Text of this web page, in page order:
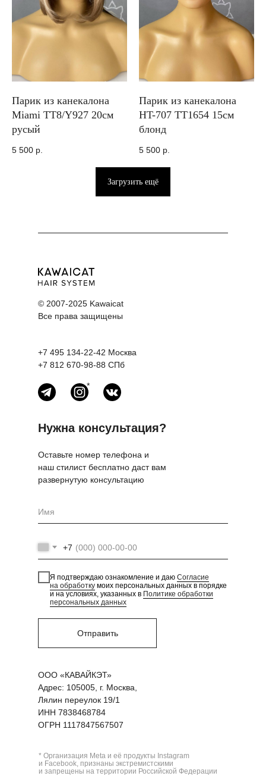
Парик из канекалона
Miami TT8/Y927 20см
русый
5 500 р.
Парик из канекалона
HT-707 TT1654 15см
блонд
5 500 р.
Загрузить ещё
* Организация Meta и её продукты Instagram
и Facebook, признаны экстремистскими
и запрещены на территории Российской Федерации
*
© 2007-2025 Kawaicat
Все права защищены
Нужна консультация?
+7 495 134-22-42 Москва
+7 812 670-98-88 СПб
Оставьте номер телефона и
наш стилист бесплатно даст вам
развернутую консультацию
+7
Я подтверждаю ознакомление и даю Согласие
на обработку моих персональных данных в порядке
и на условиях, указанных в Политике обработки
персональных данных
Отправить
ООО «КАВАЙКЭТ»
Адрес: 105005, г. Москва,
Лялин переулок 19/1
ИНН 7838468784
ОГРН 1117847567507